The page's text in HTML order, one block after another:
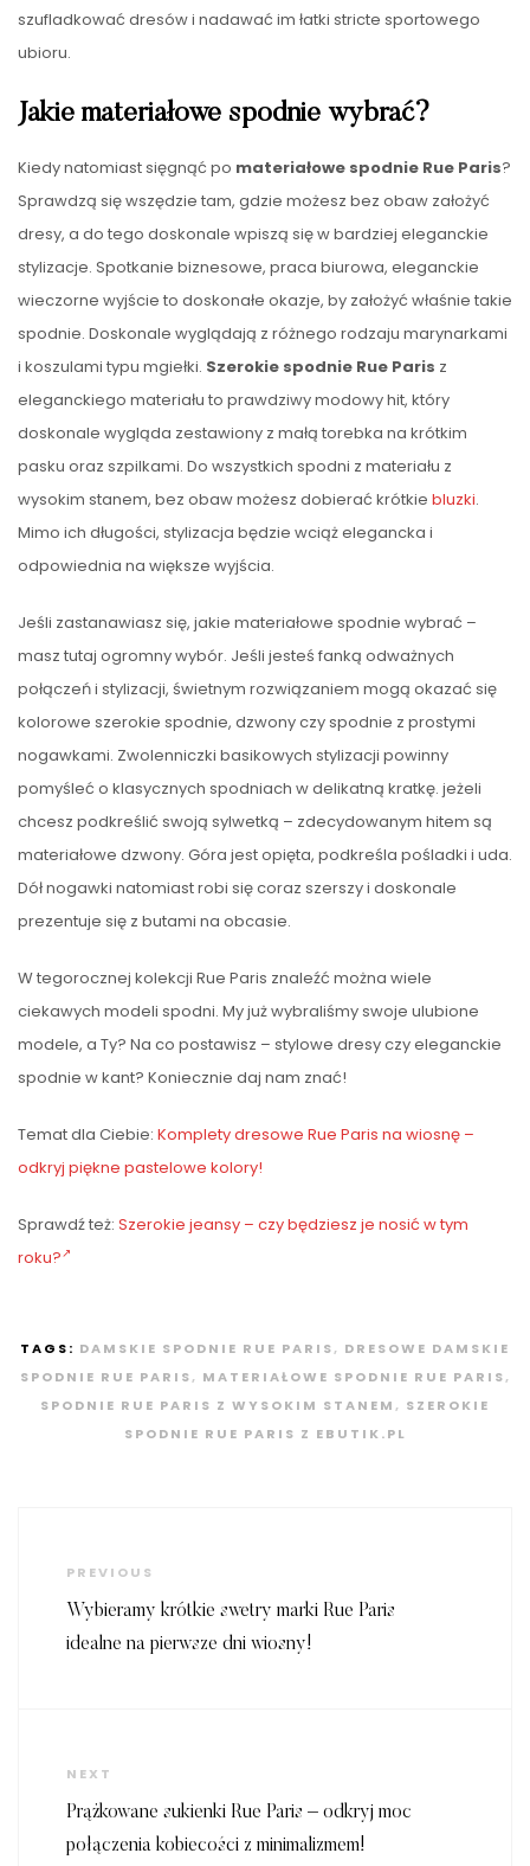
szufladkować dresów i nadawać im łatki stricte sportowego
ubioru.
Jakie materiałowe spodnie wybrać?
Kiedy natomiast sięgnąć po materiałowe spodnie Rue Paris?
Sprawdzą się wszędzie tam, gdzie możesz bez obaw założyć
dresy, a do tego doskonale wpiszą się w bardziej eleganckie
stylizacje. Spotkanie biznesowe, praca biurowa, eleganckie
wieczorne wyjście to doskonałe okazje, by założyć właśnie takie
spodnie. Doskonale wyglądają z różnego rodzaju marynarkami
i koszulami typu mgiełki. Szerokie spodnie Rue Paris z
eleganckiego materiału to prawdziwy modowy hit, który
doskonale wygląda zestawiony z małą torebka na krótkim
pasku oraz szpilkami. Do wszystkich spodni z materiału z
wysokim stanem, bez obaw możesz dobierać krótkie bluzki.
Mimo ich długości, stylizacja będzie wciąż elegancka i
odpowiednia na większe wyjścia.
Jeśli zastanawiasz się, jakie materiałowe spodnie wybrać –
masz tutaj ogromny wybór. Jeśli jesteś fanką odważnych
połączeń i stylizacji, świetnym rozwiązaniem mogą okazać się
kolorowe szerokie spodnie, dzwony czy spodnie z prostymi
nogawkami. Zwolenniczki basikowych stylizacji powinny
pomyśleć o klasycznych spodniach w delikatną kratkę. jeżeli
chcesz podkreślić swoją sylwetką – zdecydowanym hitem są
materiałowe dzwony. Góra jest opięta, podkreśla pośladki i uda.
Dół nogawki natomiast robi się coraz szerszy i doskonale
prezentuje się z butami na obcasie.
W tegorocznej kolekcji Rue Paris znaleźć można wiele
ciekawych modeli spodni. My już wybraliśmy swoje ulubione
modele, a Ty? Na co postawisz – stylowe dresy czy eleganckie
spodnie w kant? Koniecznie daj nam znać!
Temat dla Ciebie: Komplety dresowe Rue Paris na wiosnę –
odkryj piękne pastelowe kolory!
Sprawdź też: Szerokie jeansy – czy będziesz je nosić w tym
roku?
TAGS: DAMSKIE SPODNIE RUE PARIS, DRESOWE DAMSKIE
SPODNIE RUE PARIS, MATERIAŁOWE SPODNIE RUE PARIS,
SPODNIE RUE PARIS Z WYSOKIM STANEM, SZEROKIE
SPODNIE RUE PARIS Z EBUTIK.PL
wpisu
Previous
Post
PREVIOUS
Wybieramy krótkie swetry marki Rue Paris
idealne na pierwsze dni wiosny!
Next
Post
NEXT
Prążkowane sukienki Rue Paris – odkryj moc
połączenia kobiecości z minimalizmem!